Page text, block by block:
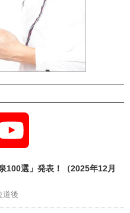
Channel
100選」発表！（2025年12月
道後